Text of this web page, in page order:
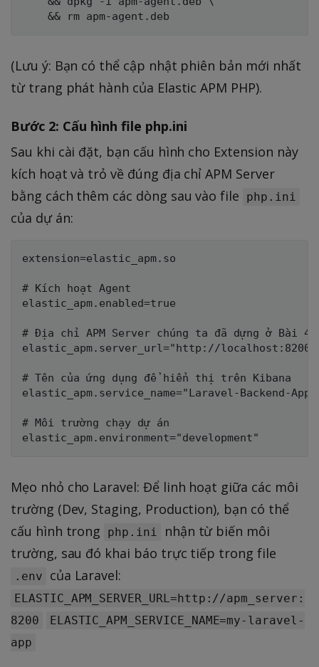
(Lưu ý: Bạn có thể cập nhật phiên bản mới nhất
từ trang phát hành của Elastic APM PHP).
Bước 2: Cấu hình file php.ini
Sau khi cài đặt, bạn cấu hình cho Extension này
kích hoạt và trỏ về đúng địa chỉ APM Server
bằng cách thêm các dòng sau vào file
php.ini
của dự án:
extension=elastic_apm.so
# Kích hoạt Agent
elastic_apm.enabled=true
# Địa chỉ APM Server chúng ta đã dựng ở Bài 4
elastic_apm.server_url="http://localhost:8200"
# Tên của ứng dụng để hiển thị trên Kibana
elastic_apm.service_name="Laravel-Backend-App"
# Môi trường chạy dự án
Mẹo nhỏ cho Laravel: Để linh hoạt giữa các môi
trường (Dev, Staging, Production), bạn có thể
cấu hình trong
php.ini
nhận từ biến môi
trường, sau đó khai báo trực tiếp trong file
.env của Laravel:
ELASTIC_APM_SERVER_URL=http://apm_server:
8200
ELASTIC_APM_SERVICE_NAME=my-laravel-
app